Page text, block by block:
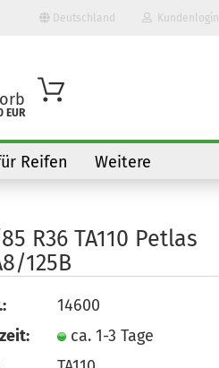
Deutschland Kundenlogin
erstellen
vergessen?
EUR
Reifen Weitere
R36 TA110 Petlas
125B
14600
ca. 1-3 Tage